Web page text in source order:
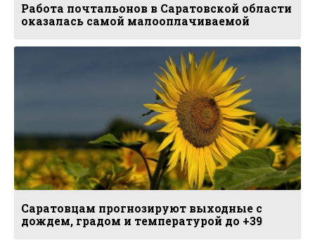
Работа почтальонов в Саратовской области
оказалась самой малооплачиваемой
Саратовцам прогнозируют выходные с
дождем, градом и температурой до +39